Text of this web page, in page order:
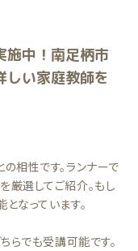
施中！南足柄市
しい家庭教師を
相性です。ランナーで
選してご紹介。もし
なっています。
らでも受講可能です。